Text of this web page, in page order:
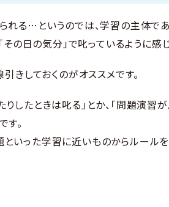
れる…というのでは、学習の主体で
の日の気分」で叱っているように感
きしておくのがオススメです。
したときは叱る」とか、「問題演習
。
いった学習に近いものからルール